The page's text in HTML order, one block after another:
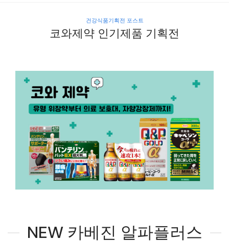
건강식품기획전 포스트
코와제약 인기제품 기획전
NEW 카베진 알파플러스